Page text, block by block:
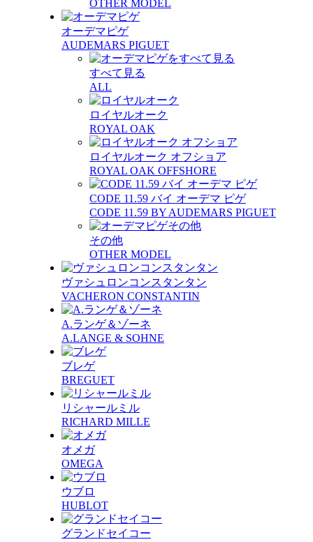
OTHER MODEL
オーデマピゲ
AUDEMARS PIGUET
すべて見る
ALL
ロイヤルオーク
ROYAL OAK
ロイヤルオーク オフショア
ROYAL OAK OFFSHORE
CODE 11.59 バイ オーデマ ピゲ
CODE 11.59 BY AUDEMARS PIGUET
その他
OTHER MODEL
ヴァシュロンコンスタンタン
VACHERON CONSTANTIN
A.ランゲ＆ゾーネ
A.LANGE & SOHNE
ブレゲ
BREGUET
リシャールミル
RICHARD MILLE
オメガ
OMEGA
ウブロ
HUBLOT
グランドセイコー